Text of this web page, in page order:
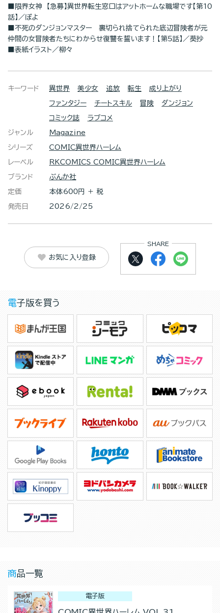
■限界女神 【急募】異世界転生窓口はアットホームな職場です【第10
話】／ぽよ
■不死のダンジョンマスター 裏切られ捨てられた底辺冒険者が元
仲間の女冒険者たちにわからせ復讐を誓います！【第5話】／葵抄
■表紙イラスト／柳々
キーワード 異世界 美少女 追放 転生 成り上がり
ファンタジー チートスキル 冒険 ダンジョン
コミック誌 ラブコメ
ジャンル Magazine
シリーズ COMIC異世界ハーレム
レーベル RKCOMICS COMIC異世界ハーレム
ブランド ぶんか社
定価 本体600円 ＋ 税
発売日 2026/2/25
お気に入り登録
SHARE
電子版を買う
商品一覧
電子版